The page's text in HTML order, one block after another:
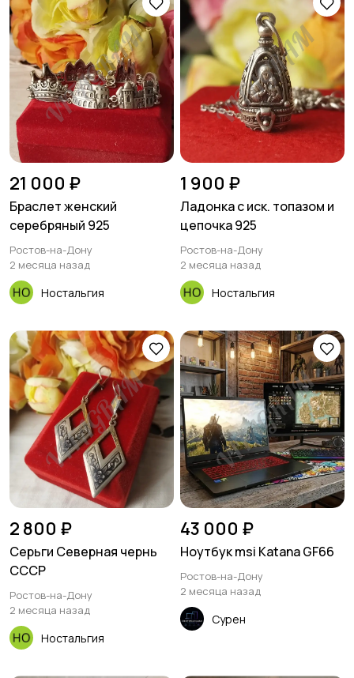
21 000 ₽
Браслет женский
серебряный 925
Ростов-на-Дону
2 месяца назад
Ностальгия
1 900 ₽
Ладонка с иск. топазом и
цепочка 925
Ростов-на-Дону
2 месяца назад
Ностальгия
2 800 ₽
Серьги Северная чернь
СССР
Ростов-на-Дону
2 месяца назад
Ностальгия
43 000 ₽
Ноутбук msi Katana GF66
Ростов-на-Дону
2 месяца назад
Сурен